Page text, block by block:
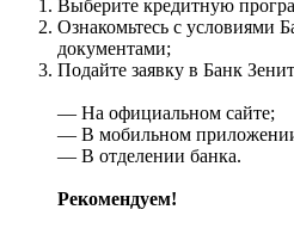
Выберите кредитную
Ознакомьтесь с условиями
документами;
Подайте заявку в Банк
— На официальном сайте;
— В мобильном
— В отделении банка.
Рекомендуем!